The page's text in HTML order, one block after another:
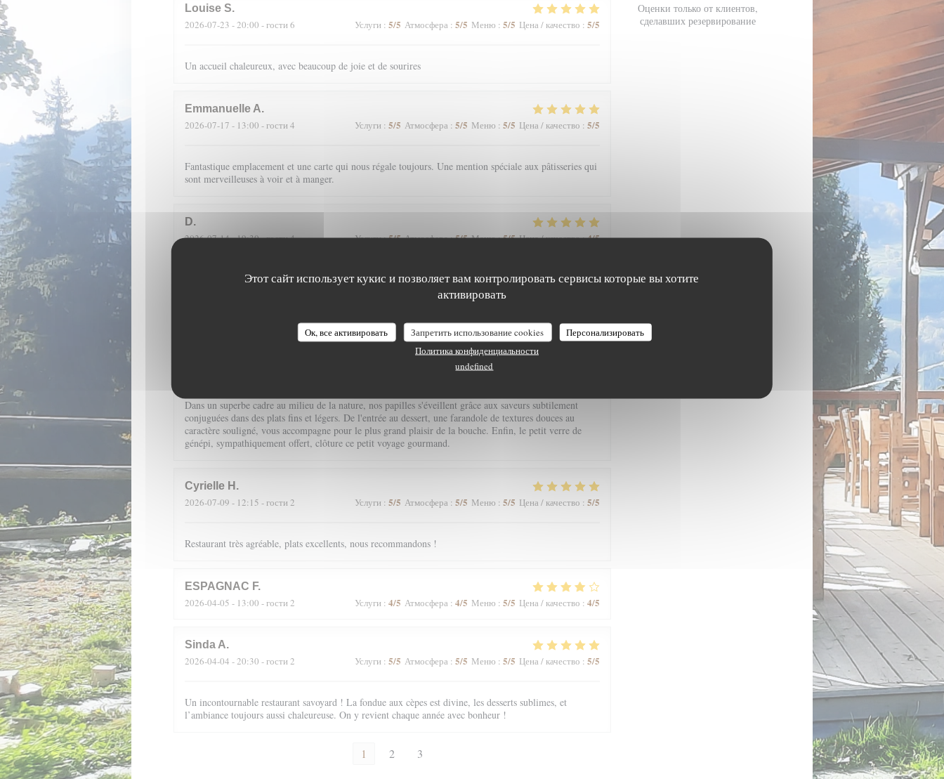
Этот сайт использует кукис и позволяет вам контролировать сервисы которые вы хотите
активировать
Ок, все активировать Запретить использование cookies
Персонализировать
Политика конфиденциальности
undefined
Louise S
2026-07-23 - 20:00 - гости 6 Услуги : 5/5 Атмосфера : 5/5 Меню : 5/5 Цена / качество : 5/5
Un accueil chaleureux, avec beaucoup de joie et de sourires
Emmanuelle A
2026-07-17 - 13:00 - гости 4 Услуги : 5/5 Атмосфера : 5/5 Меню : 5/5 Цена / качество : 5/5
Fantastique emplacement et une carte qui nous régale toujours. Une mention spéciale aux pâtisseries qui
sont merveilleuses à voir et à manger.
D
2026-07-14- 19:30 - гости 4 Услуги:5/5 Атмосфера:5/5 Меню:5/5 Цена / качество:4/5
Dans un cadre merveilleux, en pleine nature avec une magnifique vue, l’Aigle Blanche vous offre une
cuisine de qualité (encornets farcis et pièce de vieux fondante par exemple). Service agréable. Et petite
5/5 Меню
Dans un superbe cadre au milieu de la nature, nos papilles s'éveillent grâce aux saveurs subtilement
conjuguées dans des plats fins et légers. De l'entrée au dessert, une farandole de textures douces au
caractère souligné, vous accompagne pour le plus grand plaisir de la bouche. Enfin, le petit verre de
génépi, sympathiquement offert, clôture ce petit voyage gourmand.
Cyrielle H
2026-07-09 - 12:15 - гости 2 Услуги : 5/5 Атмосфера : 5/5 Меню : 5/5 Цена / качество : 5/5
Restaurant très agréable, plats excellents, nous recommandons !
ESPAGNAC F
2026-04-05 - 13:00 - гости 2 Услуги : 4/5 Атмосфера : 4/5 Меню : 5/5 Цена / качество : 4/5
Sinda A
2026-04-04 - 20:30 - гости 2 Услуги : 5/5 Атмосфера : 5/5 Меню : 5/5 Цена / качество : 5/5
Un incontournable restaurant savoyard ! La fondue aux cèpes est divine, les desserts sublimes, et
l’ambiance toujours aussi chaleureuse. On y revient chaque année avec bonheur !
1 2 3
Оценки только от клиентов,
сделавших резервирование